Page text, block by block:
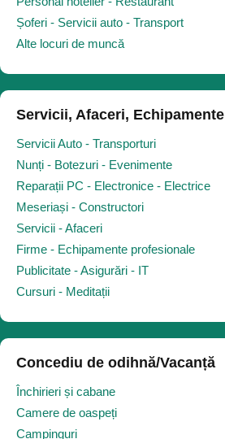
Șoferi - Servicii auto - Transport
Alte locuri de muncă
Servicii, Afaceri, Echipamente
Servicii Auto - Transporturi
Nunți - Botezuri - Evenimente
Reparații PC - Electronice - Electrice
Meseriași - Constructori
Servicii - Afaceri
Firme - Echipamente profesionale
Publicitate - Asigurări - IT
Cursuri - Meditații
Concediu de odihnă/Vacanță
Închirieri și cabane
Camere de oaspeți
Campinguri